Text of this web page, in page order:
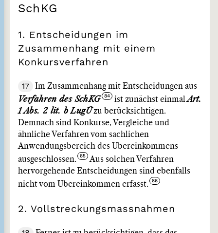
SchKG
1. Entscheidungen im
Zusammenhang mit einem
Konkursverfahren
17
Im Zusammenhang mit Entscheidungen aus
Verfahren des SchKG
ist zunächst einmalArt.
1 Abs. 2 lit. b LugÜzu berücksichtigen.
Demnach sind Konkurse, Vergleiche und
ähnliche Verfahren vom sachlichen
Anwendungsbereich des Übereinkommens
ausgeschlossen.
Aus solchen Verfahren
hervorgehende Entscheidungen sind ebenfalls
nicht vom Übereinkommen erfasst.
2. Vollstreckungsmassnahmen